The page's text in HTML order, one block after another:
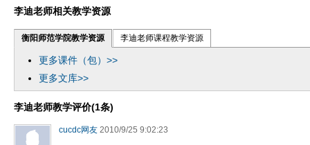
李迪老师相关教学资源
衡阳师范学院教学资源 李迪老师课程教学资源
更多课件（包）>>
更多文库>>
李迪老师教学评价(1条)
cucdc网友 2010/9/25 9:02:23